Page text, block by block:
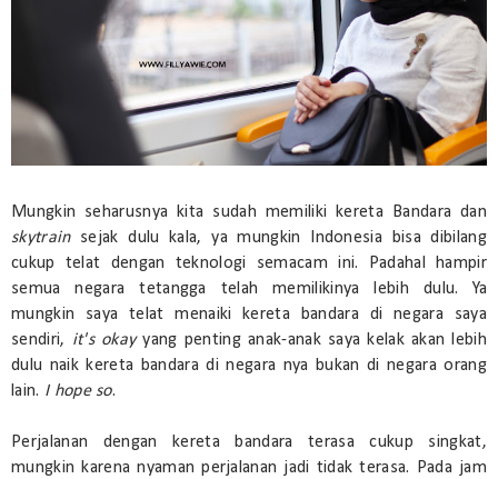
Mungkin seharusnya kita sudah memiliki kereta Bandara dan
skytrain sejak dulu kala, ya mungkin Indonesia bisa dibilang
cukup telat dengan teknologi semacam ini. Padahal hampir
semua negara tetangga telah memilikinya lebih dulu. Ya
mungkin saya telat menaiki kereta bandara di negara saya
sendiri, it's okayyang penting anak-anak saya kelak akan lebih
dulu naik kereta bandara di negara nya bukan di negara orang
lain. I hope so.
Perjalanan dengan kereta bandara terasa cukup singkat,
mungkin karena nyaman perjalanan jadi tidak terasa. Pada jam